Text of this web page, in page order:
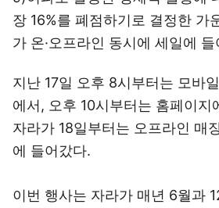
장 16%를 폐점하기로 결정한 가
가 온·오프라인 동시에 세일에 들
지난 17일 오후 8시부터는 모바
에서, 오후 10시부터는 홈페이지
자라가 18일부터는 오프라인 매
에 들어갔다.
이번 행사는 자라가 매년 6월과